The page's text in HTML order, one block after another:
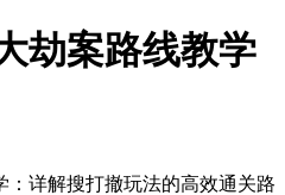
劫案路线教学
：详解搜打撤玩法的高效通关路